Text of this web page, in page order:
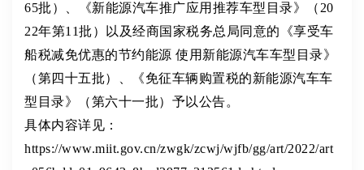
65批）、《新能源汽车推广应用推荐车型目录》（20
22年第11批）以及经商国家税务总局同意的《享受车
船税减免优惠的节约能源 使用新能源汽车车型目录》
（第四十五批）、《免征车辆购置税的新能源汽车车
型目录》（第六十一批）予以公告。
具体内容详见：
https://www.miit.gov.cn/zwgk/zcwj/wjfb/gg/art/2022/art